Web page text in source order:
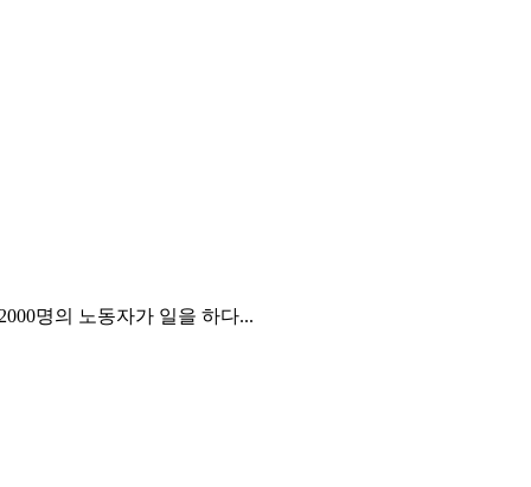
명의 노동자가 일을 하다...